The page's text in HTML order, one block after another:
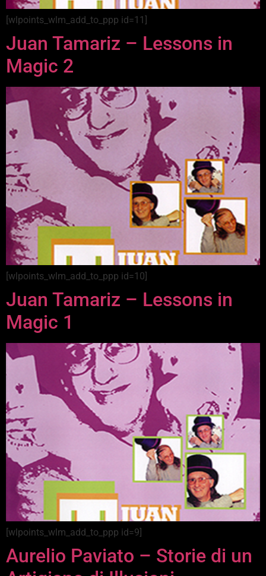
[wlpoints_wlm_add_to_ppp id=11]
Juan Tamariz – Lessons in
Magic 2
[wlpoints_wlm_add_to_ppp id=10]
Juan Tamariz – Lessons in
Magic 1
[wlpoints_wlm_add_to_ppp id=9]
Aurelio Paviato – Storie di un